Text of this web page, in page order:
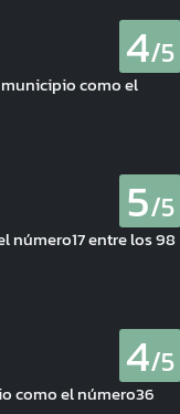
4/5
como el
5/5
número17 entre los 98
4/5
como el número36